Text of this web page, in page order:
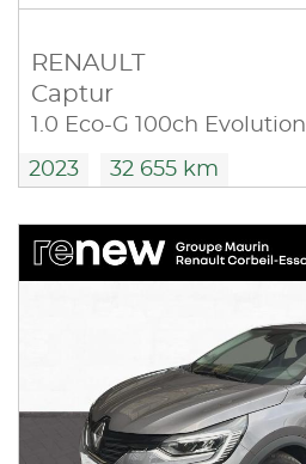
RENAULT
Captur
1.0 Eco-G 100ch Evolution
2023 32 655 km